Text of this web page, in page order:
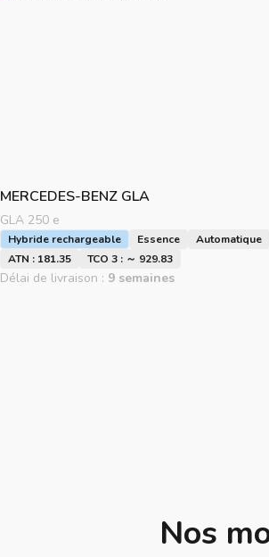
MERCEDES-BENZ GLA
GLA 250 e
Hybride rechargeable Essence
Automatique
ATN : 181.35
TCO 3 : ～ 929.83
Délai de livraison : 9 semaines
Nos